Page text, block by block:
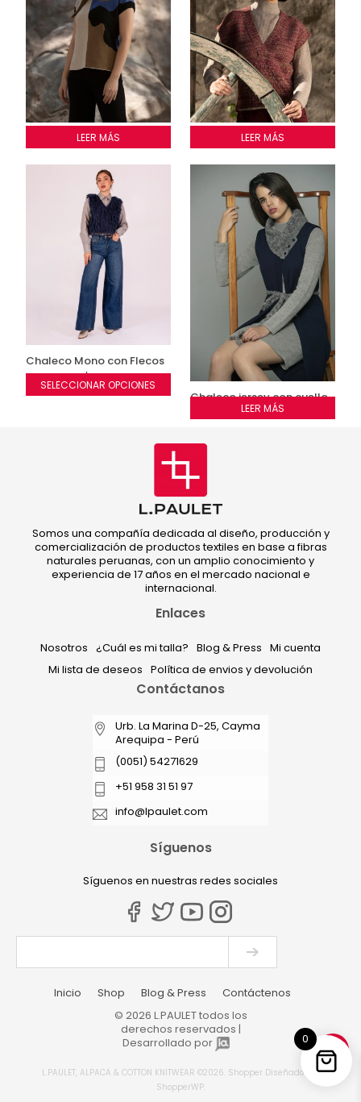
CHALECO OASIS
LEER MÁS CHALECO NIDO DE ABEJA
LEER MÁS
Chaleco Mono con Flecos
S/180.00
SELECCIONAR OPCIONES
elegir
en
la
página
Chaleco jersey con cuello
y cinturon de fur
LEER MÁS
Somos una compañía dedicada al diseño, producción y
comercialización de productos textiles en base a fibras
naturales peruanas, con un amplio conocimiento y
experiencia de 17 años en el mercado nacional e
internacional.
Enlaces
Nosotros ¿Cuál es mi talla? Blog & Press Mi cuenta
Mi lista de deseos Política de envios y devolución
Contáctanos
Urb. La Marina D-25, Cayma
Arequipa - Perú
(0051) 54271629
+51 958 31 51 97
info@lpaulet.com
Síguenos
Síguenos en nuestras redes sociales
© 2026 L.PAULET todos los
derechos reservados |
Desarrollado por
Inicio Shop Blog & Press Contáctenos
L.PAULET, ALPACA & COTTON KNITWEAR ©2026. Shopper Diseñado por
ShopperWP.
0